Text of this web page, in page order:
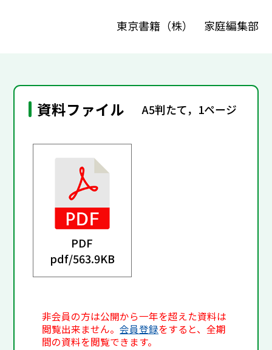
東京書籍（株） 家庭編集部
資料ファイル A5判たて，1ページ
PDF
pdf/563.9KB
非会員の方は公開から一年を超えた資料は
閲覧出来ません。会員登録をすると、全期
間の資料を閲覧できます。